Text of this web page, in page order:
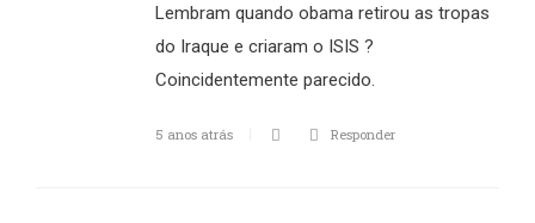
Lembram quando obama retirou as tropas
do Iraque e criaram o ISIS ?
Coincidentemente parecido.
5 anos atrás Responder